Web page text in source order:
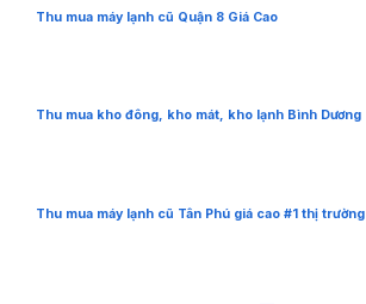
Thu mua máy lạnh cũ Quận 8 Giá Cao
Thu mua kho đông, kho mát, kho lạnh Bình Dương
Thu mua máy lạnh cũ Tân Phú giá cao #1 thị trường